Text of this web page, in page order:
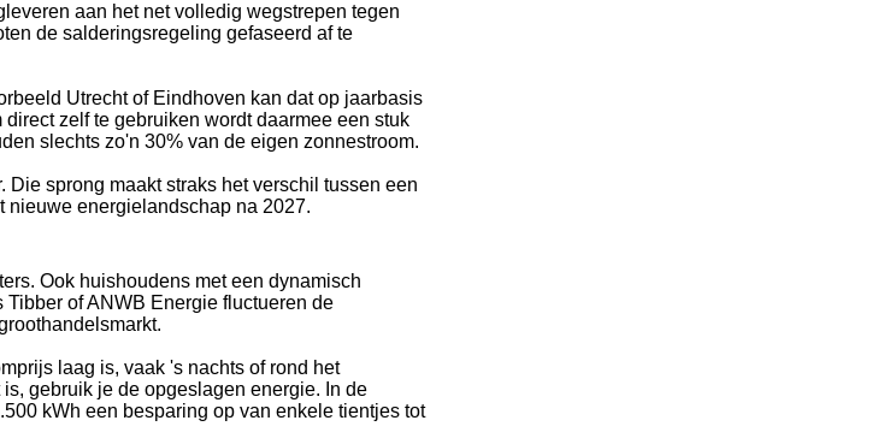
aan het net volledig wegstrepen tegen
de salderingsregeling gefaseerd af te
Utrecht of Eindhoven kan dat op jaarbasis
zelf te gebruiken wordt daarmee een stuk
slechts zo'n 30% van de eigen zonnestroom.
sprong maakt straks het verschil tussen een
energielandschap na 2027.
Ook huishoudens met een dynamisch
of ANWB Energie fluctueren de
laag is, vaak 's nachts of rond het
gebruik je de opgeslagen energie. In de
kWh een besparing op van enkele tientjes tot